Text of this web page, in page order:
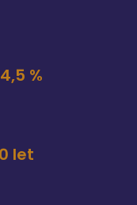
4,5 %
let